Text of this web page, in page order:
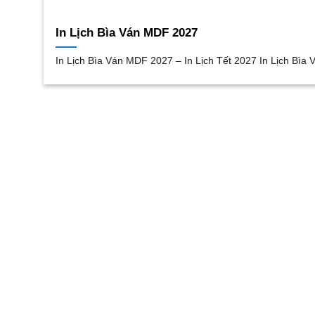
In Lịch Bìa Ván MDF 2027
In Lịch Bìa Ván MDF 2027 – In Lịch Tết 2027 In Lịch Bìa